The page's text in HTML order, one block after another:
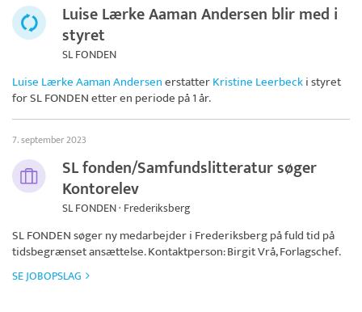
Luise Lærke Aaman Andersen blir med i
styret
SL FONDEN
Luise Lærke Aaman AndersenerstatterKristine Leerbecki styret
forSL FONDENetter en periode på 1 år.
7. september 2023
SL fonden/Samfundslitteratur søger
Kontorelev
SL FONDEN · Frederiksberg
SL FONDENsøger ny medarbejder i Frederiksberg på fuld tid på
tidsbegrænset ansættelse. Kontaktperson: Birgit Vrå, Forlagschef.
SE JOBOPSLAG